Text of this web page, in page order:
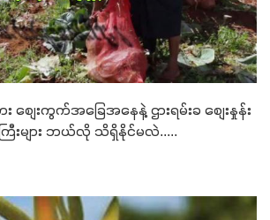
ေးကွက်အခြေအနေနဲ့ ဌားရမ်းခ စျေးနှုန်း
ြီးများ ဘယ်လို သိရှိနိုင်မလဲ.....